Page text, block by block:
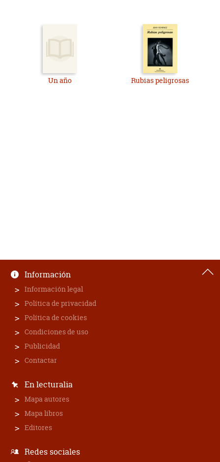
Un año Rubias peligrosas
Información
Información legal
Política de privacidad
Política de cookies
Condiciones de uso
Publicidad
Contactar
En lecturalia
Mapa autores
Mapa libros
Editores
Redes sociales